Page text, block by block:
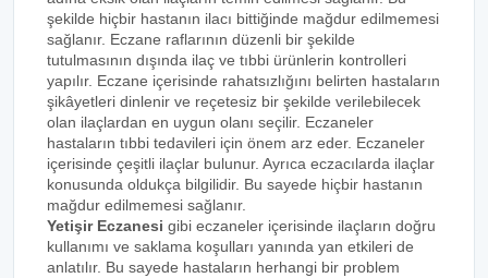
şekilde hiçbir hastanın ilacı bittiğinde mağdur edilmemesi
sağlanır. Eczane raflarının düzenli bir şekilde
tutulmasının dışında ilaç ve tıbbi ürünlerin kontrolleri
yapılır. Eczane içerisinde rahatsızlığını belirten hastaların
şikâyetleri dinlenir ve reçetesiz bir şekilde verilebilecek
olan ilaçlardan en uygun olanı seçilir. Eczaneler
hastaların tıbbi tedavileri için önem arz eder. Eczaneler
içerisinde çeşitli ilaçlar bulunur. Ayrıca eczacılarda ilaçlar
konusunda oldukça bilgilidir. Bu sayede hiçbir hastanın
mağdur edilmemesi sağlanır.
Yetişir Eczanesi gibi eczaneler içerisinde ilaçların doğru
kullanımı ve saklama koşulları yanında yan etkileri de
anlatılır. Bu sayede hastaların herhangi bir problem